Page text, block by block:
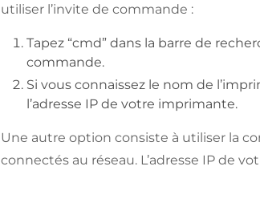
utiliser l’invite de commande :
Tapez “cmd” dans la barre de
commande.
Si vous connaissez le nom de
l’adresse IP de votre imprimante.
Une autre option consiste à utiliser la
connectés au réseau. L’adresse IP de